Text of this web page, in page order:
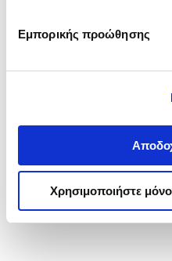
Εμπορικής προώθησης
Χρησιμοποιήστε